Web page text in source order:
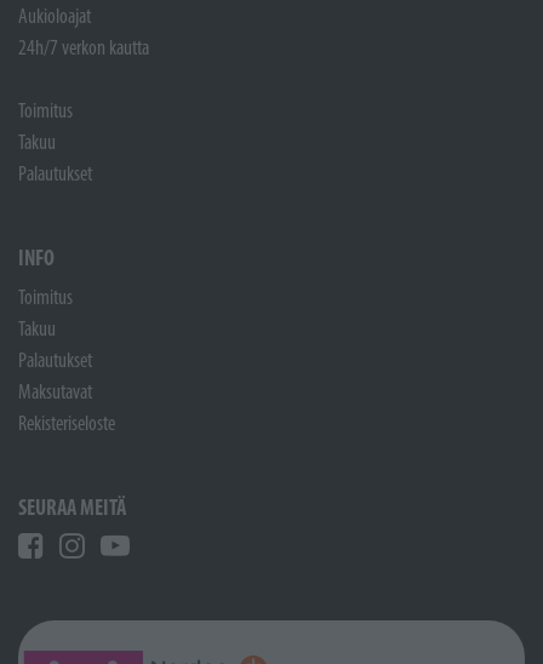
Aukioloajat
24h/7 verkon kautta
Toimitus
Takuu
Palautukset
INFO
Toimitus
Takuu
Palautukset
Maksutavat
Rekisteriseloste
SEURAA MEITÄ